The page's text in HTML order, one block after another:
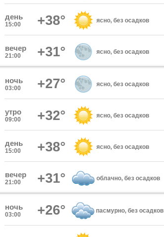
день
15:00 +38° ясно, без осадков
вечер
21:00 +31° ясно, без осадков
ночь
03:00 +27° ясно, без осадков
утро
09:00 +32° ясно, без осадков
день
15:00 +38° ясно, без осадков
вечер
21:00 +31° облачно, без осадков
ночь
03:00 +26° пасмурно, без осадков